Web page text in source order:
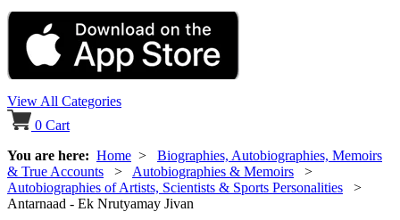
View All Categories
0 Cart
You are here: Home > Biographies, Autobiographies, Memoirs
& True Accounts > Autobiographies & Memoirs >
Autobiographies of Artists, Scientists & Sports Personalities >
Antarnaad - Ek Nrutyamay Jivan